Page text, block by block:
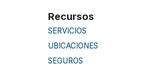
Recursos
SERVICIOS
UBICACIONES
SEGUROS